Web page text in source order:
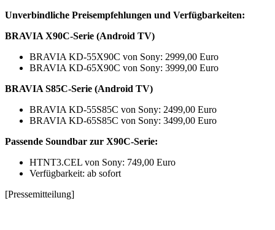
Unverbindliche Preisempfehlungen und Verfügbarkeiten:
BRAVIA X90C-Serie (Android TV)
BRAVIA KD-55X90C von Sony: 2999,00 Euro
BRAVIA KD-65X90C von Sony: 3999,00 Euro
BRAVIA S85C-Serie (Android TV)
BRAVIA KD-55S85C von Sony: 2499,00 Euro
BRAVIA KD-65S85C von Sony: 3499,00 Euro
Passende Soundbar zur X90C-Serie:
HTNT3.CEL von Sony: 749,00 Euro
Verfügbarkeit: ab sofort
[Pressemitteilung]